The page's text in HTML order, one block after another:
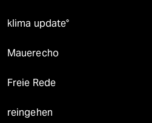
klima update°
Mauerecho
Freie Rede
reingehen